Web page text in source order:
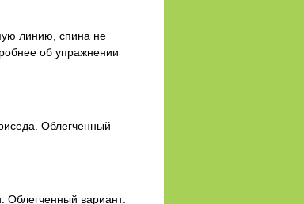
линию, спина не
об упражнении
Облегченный
Облегченный вариант: